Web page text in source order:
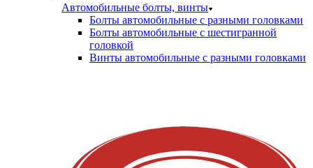
Автомобильные болты, винты
Болты автомобильные с разными головками
Болты автомобильные с шестигранной
головкой
Винты автомобильные с разными головками